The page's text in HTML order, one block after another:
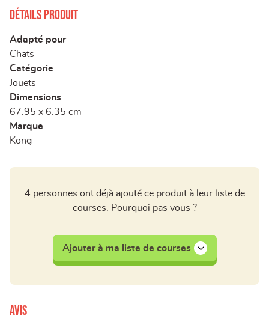
Détails produit
Adapté pour
Chats
Catégorie
Jouets
Dimensions
67.95 x 6.35 cm
Marque
Kong
4 personnes ont déjà ajouté ce produit à leur liste de
courses. Pourquoi pas vous ?
Ajouter à ma liste de courses
Avis